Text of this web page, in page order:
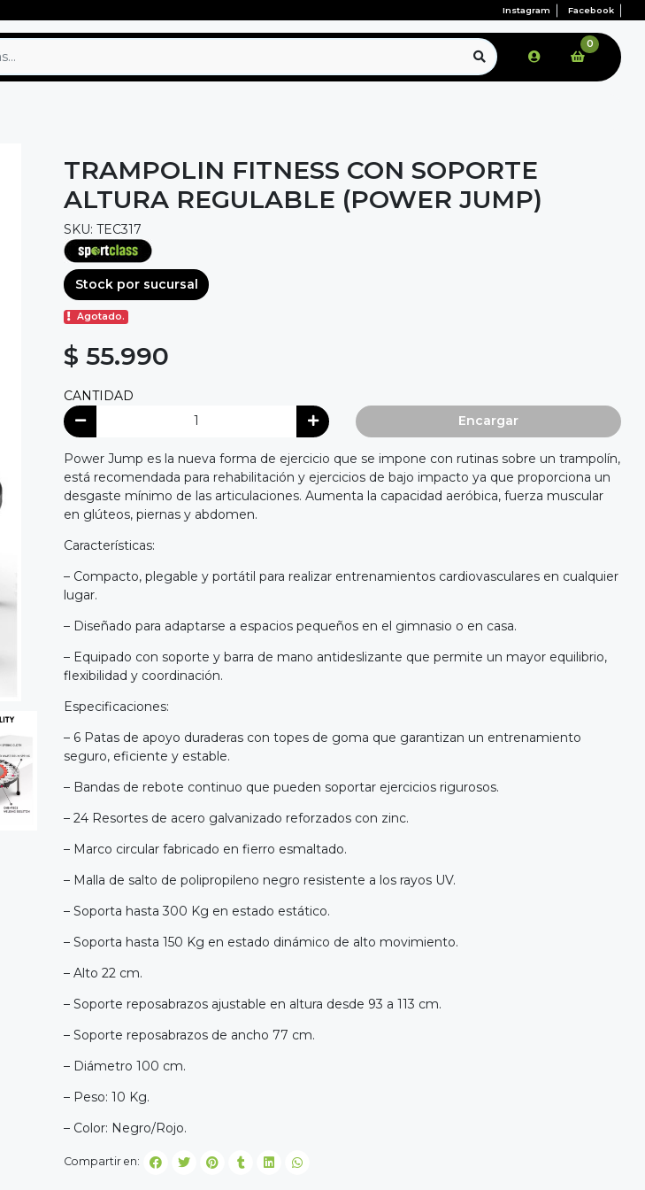
Instagram Facebook
0
TRAMPOLIN FITNESS CON SOPORTE
ALTURA REGULABLE (POWER JUMP)
SKU: TEC317
Stock por sucursal
Agotado.
$ 55.990
CANTIDAD
Encargar
Power Jump es la nueva forma de ejercicio que se impone con rutinas sobre un trampolín,
está recomendada para rehabilitación y ejercicios de bajo impacto ya que proporciona un
desgaste mínimo de las articulaciones. Aumenta la capacidad aeróbica, fuerza muscular
en glúteos, piernas y abdomen.
Características:
– Compacto, plegable y portátil para realizar entrenamientos cardiovasculares en cualquier
lugar.
– Diseñado para adaptarse a espacios pequeños en el gimnasio o en casa.
– Equipado con soporte y barra de mano antideslizante que permite un mayor equilibrio,
flexibilidad y coordinación.
Especificaciones:
– 6 Patas de apoyo duraderas con topes de goma que garantizan un entrenamiento
seguro, eficiente y estable.
– Bandas de rebote continuo que pueden soportar ejercicios rigurosos.
– 24 Resortes de acero galvanizado reforzados con zinc.
– Marco circular fabricado en fierro esmaltado.
– Malla de salto de polipropileno negro resistente a los rayos UV.
– Soporta hasta 300 Kg en estado estático.
– Soporta hasta 150 Kg en estado dinámico de alto movimiento.
– Alto 22 cm.
– Soporte reposabrazos ajustable en altura desde 93 a 113 cm.
– Soporte reposabrazos de ancho 77 cm.
– Diámetro 100 cm.
– Peso: ‎10 Kg.
– Color: Negro/Rojo.
Compartir en: